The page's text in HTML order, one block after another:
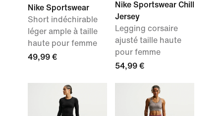
Nike Sportswear
Short indéchirable
léger ample à taille
haute pour femme
49,99 €
Nike Sportswear Chill
Jersey
Legging corsaire
ajusté taille haute
pour femme
54,99 €